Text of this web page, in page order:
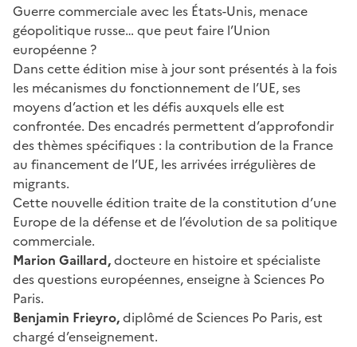
Guerre commerciale avec les États-Unis, menace
géopolitique russe… que peut faire l’Union
européenne ?
Dans cette édition mise à jour sont présentés à la fois
les mécanismes du fonctionnement de l’UE, ses
moyens d’action et les défis auxquels elle est
confrontée. Des encadrés permettent d’approfondir
des thèmes spécifiques : la contribution de la France
au financement de l’UE, les arrivées irrégulières de
migrants.
Cette nouvelle édition traite de la constitution d’une
Europe de la défense et de l’évolution de sa politique
commerciale.
Marion Gaillard,docteure en histoire et spécialiste
des questions européennes, enseigne à Sciences Po
Paris.
Benjamin Frieyro,diplômé de Sciences Po Paris, est
chargé d’enseignement.